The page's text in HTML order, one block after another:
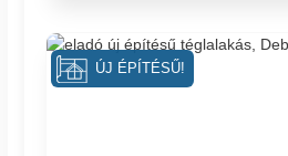
ÚJ ÉPÍTÉSŰ!